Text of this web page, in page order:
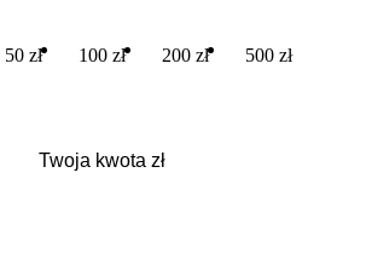
50 zł 100 zł 200 zł 500 zł